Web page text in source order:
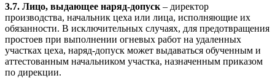
3.7. Лицо, выдающее наряд-допуск – директор
производства, начальник цеха или лица, исполняющие их
обязанности. В исключительных случаях, для предотвращения
простоев при выполнении огневых работ на удаленных
участках цеха, наряд-допуск может выдаваться обученным и
аттестованным начальником участка, назначенным приказом
по дирекции.